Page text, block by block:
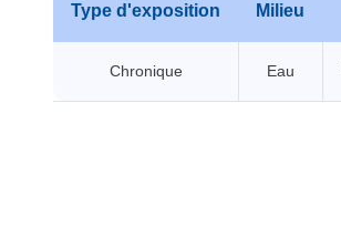
Type d'exposition Milieu
Chronique Eau